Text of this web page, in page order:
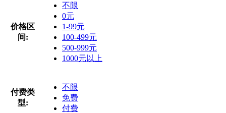
价格区
间:
不限
0元
1-99元
100-499元
500-999元
1000元以上
付费类
型:
不限
免费
付费